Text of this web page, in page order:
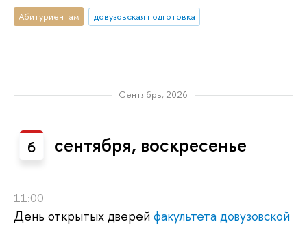
Абитуриентам довузовская подготовка
Сентябрь, 2026
6 сентября, воскресенье
11:00
День открытых дверей факультета довузовской